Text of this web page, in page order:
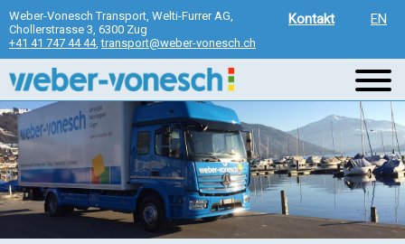
Direkt
zum
Inhalt
Weber-Vonesch Transport, Welti-Furrer AG,
Chollerstrasse 3, 6300 Zug
+41 41 747 44 44,transport@weber-vonesch.ch
Kontakt EN